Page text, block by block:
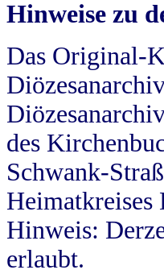
Hinweise zu
Das Original-
des
Schwank-
Heimatkreises
Hinweis:
erlaubt.